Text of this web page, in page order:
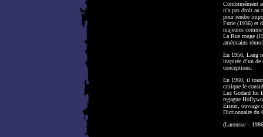
Conformément
n’a pas droit au
pour rendre
Furie (1936) et
majeures
La Rue rouge
américains
En 1956, Lang
inspirée d’un de
conceptions.
En 1960, il
critique le
Luc Godard lui
regagne
Eisner, ouvrage
Dictionnaire du
(Larousse –